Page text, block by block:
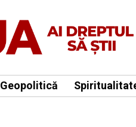
Geopolitică